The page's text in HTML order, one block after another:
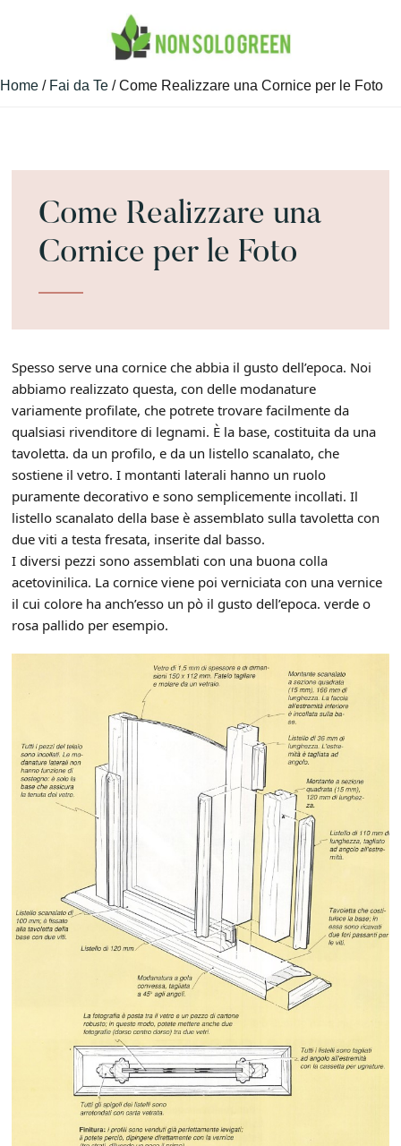
NON
SONO
Green
Home / Fai da Te / Come Realizzare una Cornice per le Foto
Come Realizzare una
Cornice per le Foto
Spesso serve una cornice che abbia il gusto dell’epoca. Noi
abbiamo realizzato questa, con delle modanature
variamente profilate, che potrete trovare facilmente da
qualsiasi rivenditore di legnami. È la base, costituita da una
tavoletta. da un profilo, e da un listello scanalato, che
sostiene il vetro. I montanti laterali hanno un ruolo
puramente decorativo e sono semplicemente incollati. Il
listello scanalato della base è assemblato sulla tavoletta con
due viti a testa fresata, inserite dal basso.
I diversi pezzi sono assemblati con una buona colla
acetovinilica. La cornice viene poi verniciata con una vernice
il cui colore ha anch’esso un pò il gusto dell’epoca. verde o
rosa pallido per esempio.